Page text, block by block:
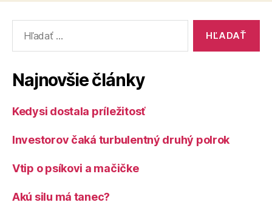
Najnovšie články
Kedysi dostala príležitosť
Investorov čaká turbulentný druhý polrok
Vtip o psíkovi a mačičke
Akú silu má tanec?